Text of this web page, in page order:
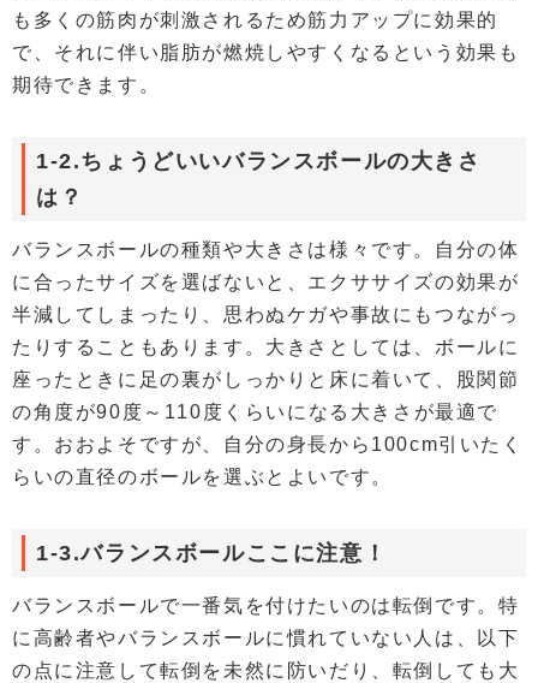
も多くの筋肉が刺激されるため筋力アップに効果的
で、それに伴い脂肪が燃焼しやすくなるという効果も
期待できます。
1-2.ちょうどいいバランスボールの大きさ
は？
バランスボールの種類や大きさは様々です。自分の体
に合ったサイズを選ばないと、エクササイズの効果が
半減してしまったり、思わぬケガや事故にもつながっ
たりすることもあります。大きさとしては、ボールに
座ったときに足の裏がしっかりと床に着いて、股関節
の角度が90度～110度くらいになる大きさが最適で
す。おおよそですが、自分の身長から100cm引いたく
らいの直径のボールを選ぶとよいです。
1-3.バランスボールここに注意！
バランスボールで一番気を付けたいのは転倒です。特
に高齢者やバランスボールに慣れていない人は、以下
の点に注意して転倒を未然に防いだり、転倒しても大